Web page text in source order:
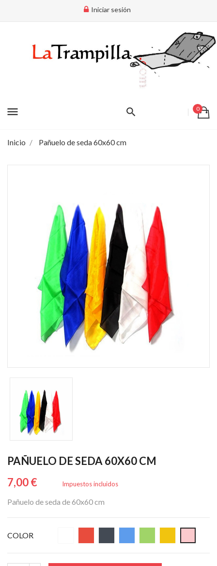
Iniciar sesión
menu 0
Inicio Pañuelo de seda 60x60 cm
PAÑUELO DE SEDA 60X60 CM
7,00 €
Impuestos incluidos
Pañuelo de seda de 60x60 cm
COLOR